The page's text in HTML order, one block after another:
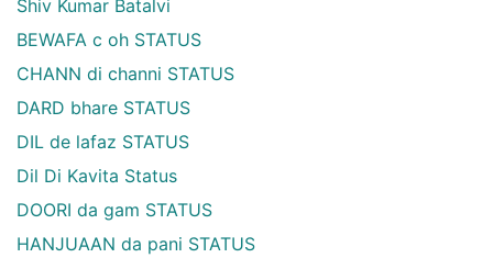
Shiv Kumar Batalvi
BEWAFA c oh STATUS
CHANN di channi STATUS
DARD bhare STATUS
DIL de lafaz STATUS
Dil Di Kavita Status
DOORI da gam STATUS
HANJUAAN da pani STATUS